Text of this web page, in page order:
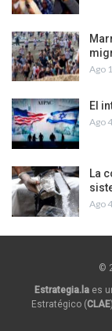
Ago
El
Ago
La
Ago
©
Estrategia.la es
Estratégico (CLAE